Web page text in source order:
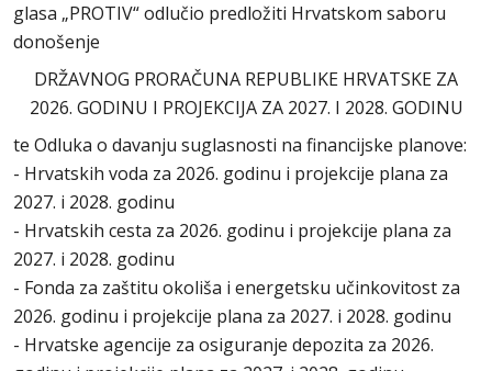
glasa „PROTIV“ odlučio predložiti Hrvatskom saboru
donošenje
DRŽAVNOG PRORAČUNA REPUBLIKE HRVATSKE ZA
2026. GODINU I PROJEKCIJA ZA 2027. I 2028. GODINU
te Odluka o davanju suglasnosti na financijske planove:
- Hrvatskih voda za 2026. godinu i projekcije plana za
2027. i 2028. godinu
- Hrvatskih cesta za 2026. godinu i projekcije plana za
2027. i 2028. godinu
- Fonda za zaštitu okoliša i energetsku učinkovitost za
2026. godinu i projekcije plana za 2027. i 2028. godinu
- Hrvatske agencije za osiguranje depozita za 2026.